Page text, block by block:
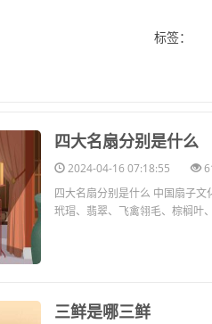
标签：
​四大名扇分别是什么
2024-04-16 07:18:55
四大名扇分别是什么 中国扇子文
玳瑁、翡翠、飞禽翎毛、棕榈叶
​三鲜是哪三鲜